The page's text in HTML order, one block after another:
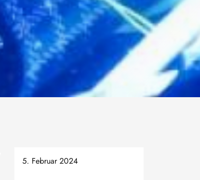
5. Februar 2024